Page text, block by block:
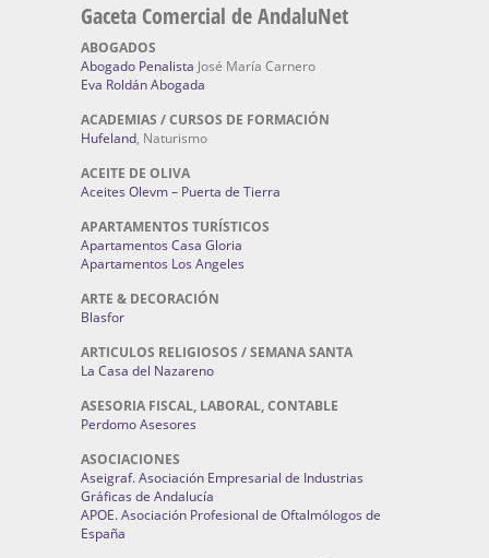
Gaceta Comercial de AndaluNet
ABOGADOS
Abogado Penalista José María Carnero
Eva Roldán Abogada
ACADEMIAS / CURSOS DE FORMACIÓN
Hufeland, Naturismo
ACEITE DE OLIVA
Aceites Olevm – Puerta de Tierra
APARTAMENTOS TURÍSTICOS
Apartamentos Casa Gloria
Apartamentos Los Angeles
ARTE & DECORACIÓN
Blasfor
ARTICULOS RELIGIOSOS / SEMANA SANTA
La Casa del Nazareno
ASESORIA FISCAL, LABORAL, CONTABLE
Perdomo Asesores
ASOCIACIONES
Aseigraf. Asociación Empresarial de Industrias
Gráficas de Andalucía
APOE. Asociación Profesional de Oftalmólogos de
España